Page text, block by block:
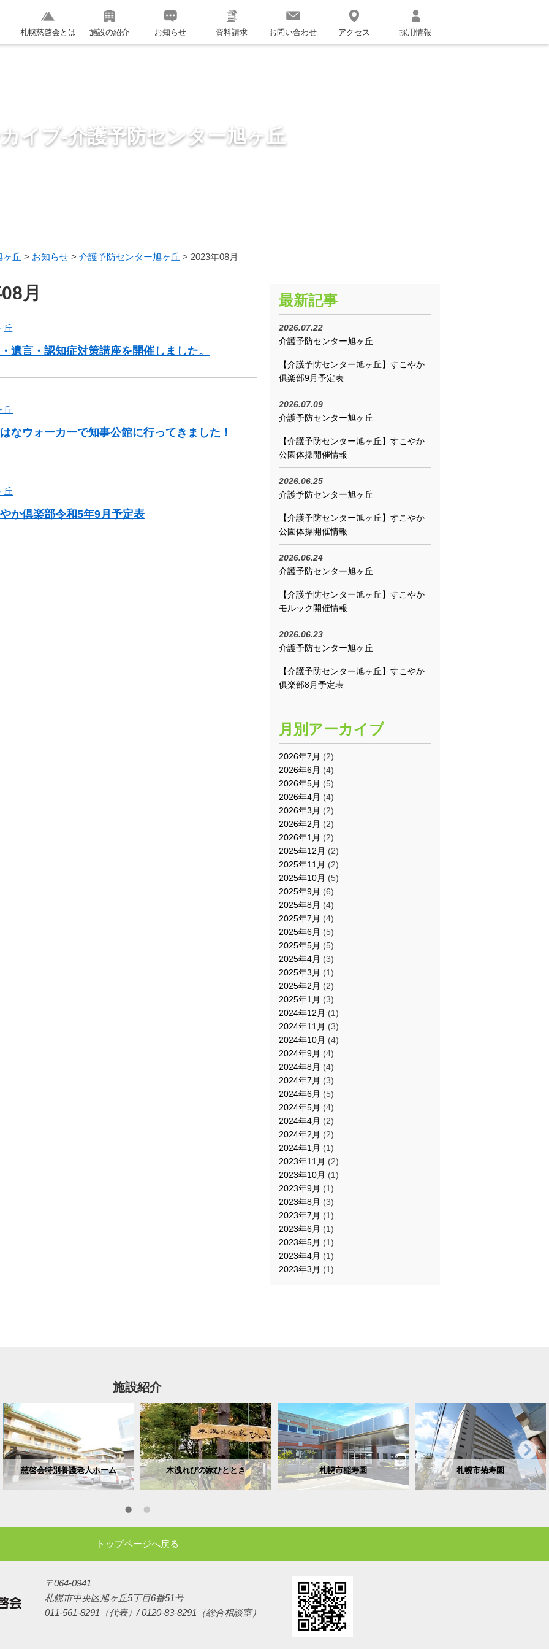
札幌慈啓会とは 施設の紹介 お知らせ 資料請求 お問い合わせ アクセス 採用情報
イブ-介護予防センター旭ヶ丘
ヶ丘 > お知らせ > 介護予防センター旭ヶ丘 > 2023年08月
月
丘
遺言・認知症対策講座を開催しました。
丘
なウォーカーで知事公館に行ってきました！
丘
か倶楽部令和5年9月予定表
最新記事
2026.07.22
介護予防センター旭ヶ丘
【介護予防センター旭ヶ丘】すこやか
俱楽部9月予定表
2026.07.09
介護予防センター旭ヶ丘
【介護予防センター旭ヶ丘】すこやか
公園体操開催情報
2026.06.25
介護予防センター旭ヶ丘
【介護予防センター旭ヶ丘】すこやか
公園体操開催情報
2026.06.24
介護予防センター旭ヶ丘
【介護予防センター旭ヶ丘】すこやか
モルック開催情報
2026.06.23
介護予防センター旭ヶ丘
【介護予防センター旭ヶ丘】すこやか
俱楽部8月予定表
月別アーカイブ
2026年7月 (2)
2026年6月 (4)
2026年5月 (5)
2026年4月 (4)
2026年3月 (2)
2026年2月 (2)
2026年1月 (2)
2025年12月 (2)
2025年11月 (2)
2025年10月 (5)
2025年9月 (6)
2025年8月 (4)
2025年7月 (4)
2025年6月 (5)
2025年5月 (5)
2025年4月 (3)
2025年3月 (1)
2025年2月 (2)
2025年1月 (3)
2024年12月 (1)
2024年11月 (3)
2024年10月 (4)
2024年9月 (4)
2024年8月 (4)
2024年7月 (3)
2024年6月 (5)
2024年5月 (4)
2024年4月 (2)
2024年2月 (2)
2024年1月 (1)
2023年11月 (2)
2023年10月 (1)
2023年9月 (1)
2023年8月 (3)
2023年7月 (1)
2023年6月 (1)
2023年5月 (1)
2023年4月 (1)
2023年3月 (1)
施設紹介
慈啓会特別養護老人ホーム 木洩れびの家ひととき 札幌市稲寿園 札幌市菊寿園
トップページへ戻る
〒064-0941
札幌市中央区旭ヶ丘5丁目6番51号
011-561-8291（代表）/ 0120-83-8291（総合相談室）